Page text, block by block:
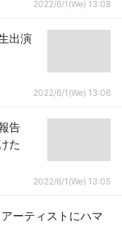
2022/6/1(We) 13:08
出演
2022/6/1(We) 13:06
告
た
2022/6/1(We) 13:05
アーティストにハマ